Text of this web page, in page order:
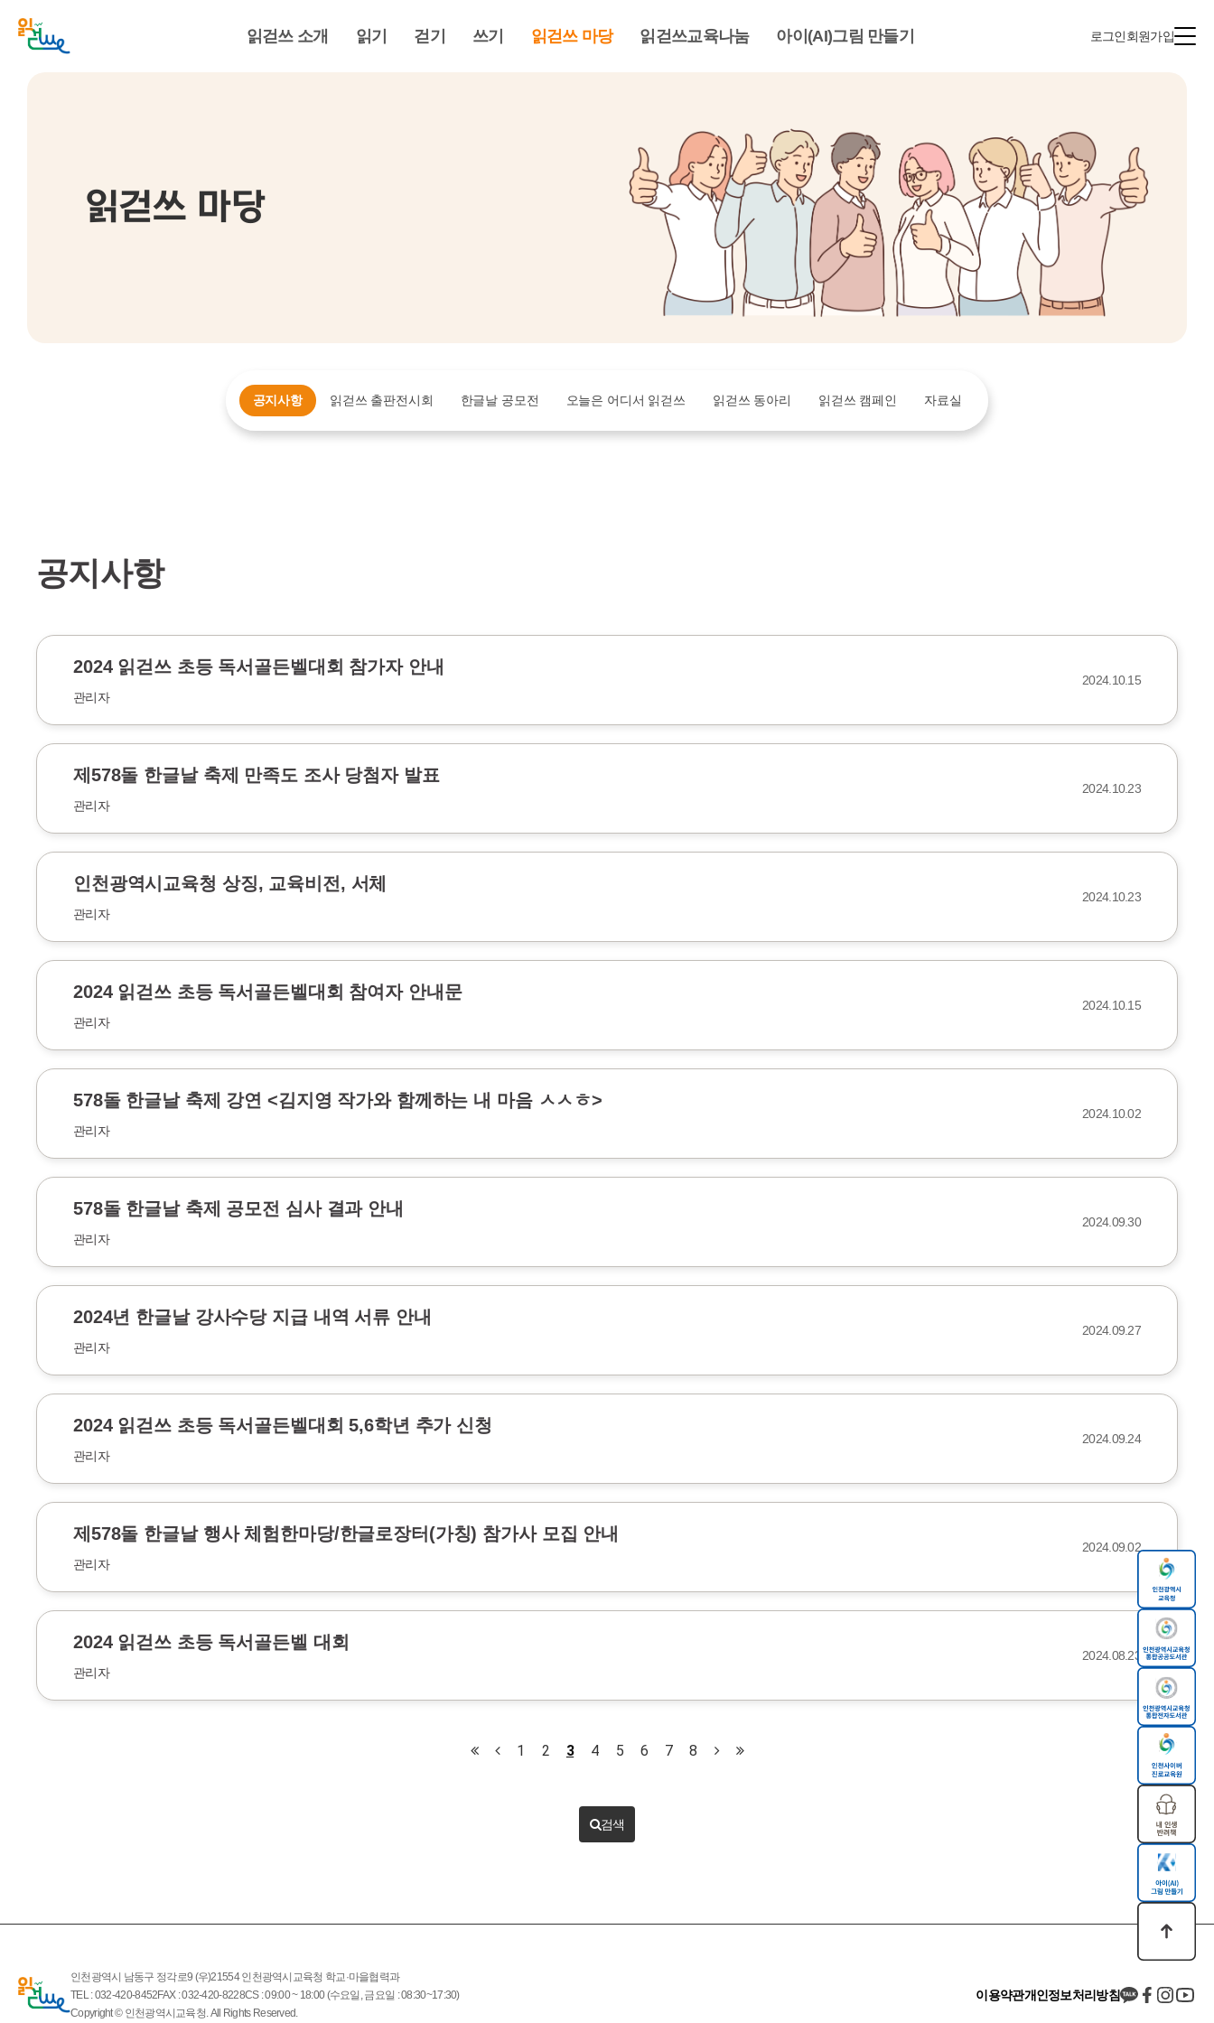
읽걷쓰 소개 읽기 걷기 쓰기 읽걷쓰 마당 읽걷쓰교육나눔 아이(AI)그림 만들기 로그인회원가입
읽걷쓰 마당
공지사항 읽걷쓰 출판전시회 한글날 공모전 오늘은 어디서 읽걷쓰 읽걷쓰 동아리 읽걷쓰 캠페인 자료실
공지사항
2024 읽걷쓰 초등 독서골든벨대회 참가자 안내
관리자
2024.10.15
제578돌 한글날 축제 만족도 조사 당첨자 발표
관리자
2024.10.23
인천광역시교육청 상징, 교육비전, 서체
관리자
2024.10.23
2024 읽걷쓰 초등 독서골든벨대회 참여자 안내문
관리자
2024.10.15
578돌 한글날 축제 강연 <김지영 작가와 함께하는 내 마음 ㅅㅅㅎ>
관리자
2024.10.02
578돌 한글날 축제 공모전 심사 결과 안내
관리자
2024.09.30
2024년 한글날 강사수당 지급 내역 서류 안내
관리자
2024.09.27
2024 읽걷쓰 초등 독서골든벨대회 5,6학년 추가 신청
관리자
2024.09.24
제578돌 한글날 행사 체험한마당/한글로장터(가칭) 참가사 모집 안내
관리자
2024.09.02
2024 읽걷쓰 초등 독서골든벨 대회
관리자
2024.08.23
1 2 3 4 5 6 7 8
검색
인천광역시 남동구 정각로9 (우)21554 인천광역시교육청 학교·마을협력과
TEL : 032-420-8452FAX : 032-420-8228CS : 09:00 ~ 18:00 (수요일, 금요일 : 08:30~17:30)
Copyright © 인천광역시교육청. All Rights Reserved.
이용약관개인정보처리방침